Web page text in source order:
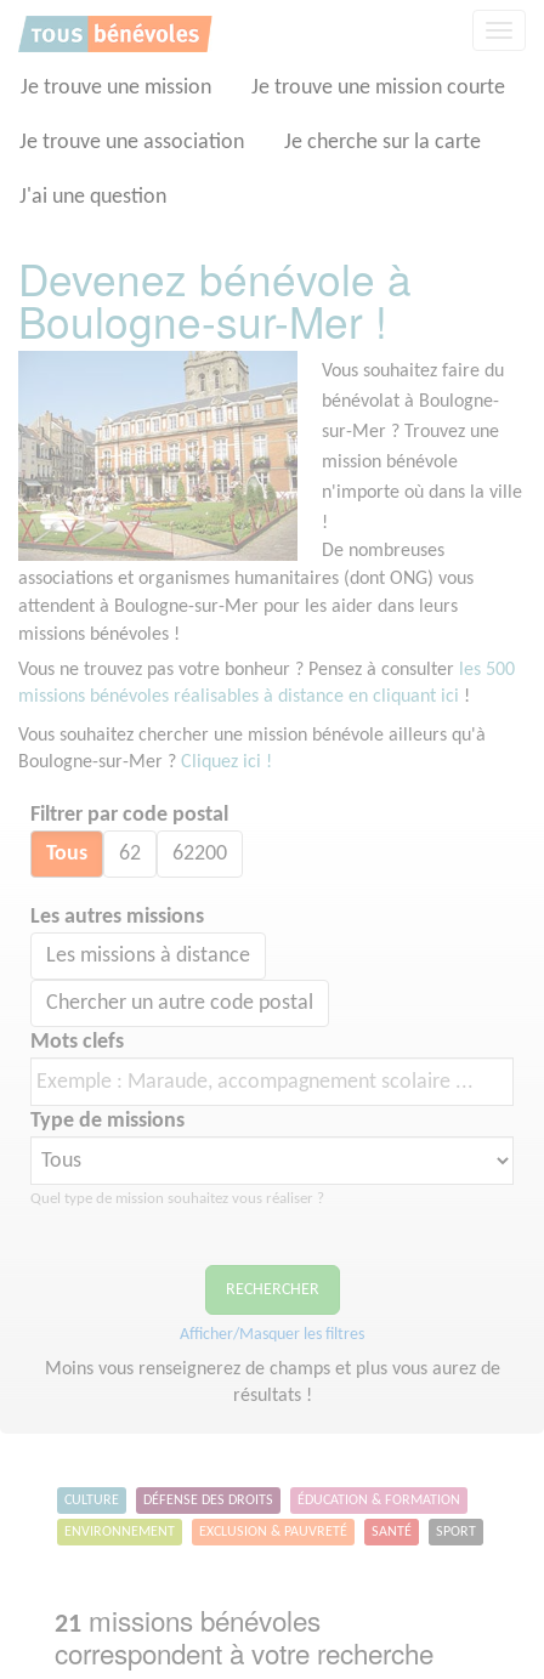
Je trouve une mission Je trouve une mission courte
Je trouve une association Je cherche sur la carte
J'ai une question
Devenez bénévole à
Boulogne-sur-Mer !
Vous souhaitez faire du
bénévolat à Boulogne-
sur-Mer ? Trouvez une
mission bénévole
n'importe où dans la ville
!
De nombreuses
associations et organismes humanitaires (dont ONG) vous
attendent à Boulogne-sur-Mer pour les aider dans leurs
missions bénévoles !
Vous ne trouvez pas votre bonheur ? Pensez à consulter les 500
missions bénévoles réalisables à distance en cliquant ici !
Vous souhaitez chercher une mission bénévole ailleurs qu'à
Boulogne-sur-Mer ? Cliquez ici !
Filtrer par code postal
Tous 62 62200
Les autres missions
Les missions à distance
Chercher un autre code postal
Mots clefs
Type de missions
Quel type de mission souhaitez vous réaliser ?
RECHERCHER
Afficher/Masquer les filtres
Moins vous renseignerez de champs et plus vous aurez de
résultats !
CULTURE DÉFENSE DES DROITS ÉDUCATION & FORMATION
ENVIRONNEMENT EXCLUSION & PAUVRETÉ SANTÉ SPORT
21 missions bénévoles
correspondent à votre recherche
Panneau de gestion des cookies